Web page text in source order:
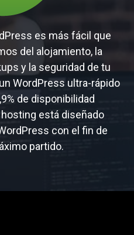
es más fácil que
del alojamiento, la
y la seguridad de tu
WordPress ultra-rápido
de disponibilidad
está diseñado
con el fin de
partido.